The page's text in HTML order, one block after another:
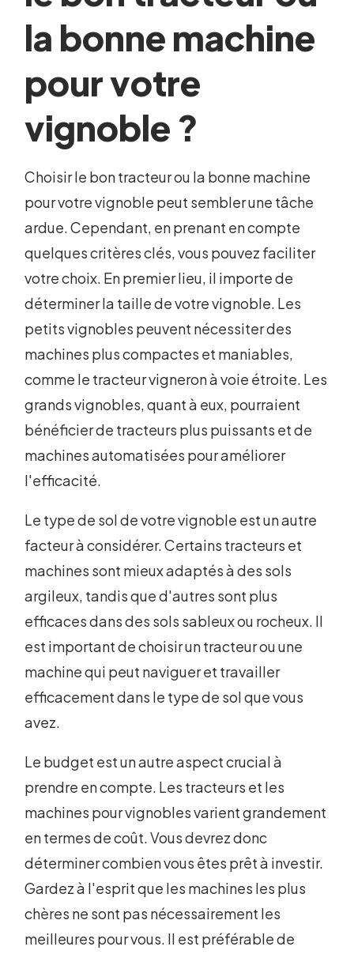
la bonne machine
pour votre
vignoble ?
Choisir le bon tracteur ou la bonne machine
pour votre vignoble peut sembler une tâche
ardue. Cependant, en prenant en compte
quelques critères clés, vous pouvez faciliter
votre choix. En premier lieu, il importe de
déterminer la taille de votre vignoble. Les
petits vignobles peuvent nécessiter des
machines plus compactes et maniables,
comme le tracteur vigneron à voie étroite. Les
grands vignobles, quant à eux, pourraient
bénéficier de tracteurs plus puissants et de
machines automatisées pour améliorer
l'efficacité.
Le type de sol de votre vignoble est un autre
facteur à considérer. Certains tracteurs et
machines sont mieux adaptés à des sols
argileux, tandis que d'autres sont plus
efficaces dans des sols sableux ou rocheux. Il
est important de choisir un tracteur ou une
machine qui peut naviguer et travailler
efficacement dans le type de sol que vous
avez.
Le budget est un autre aspect crucial à
prendre en compte. Les tracteurs et les
machines pour vignobles varient grandement
en termes de coût. Vous devrez donc
déterminer combien vous êtes prêt à investir.
Gardez à l'esprit que les machines les plus
chères ne sont pas nécessairement les
meilleures pour vous. Il est préférable de